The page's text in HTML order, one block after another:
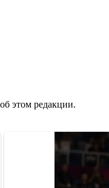
этом редакции.